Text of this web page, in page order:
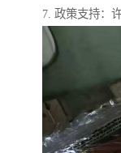
7. 政策支持：